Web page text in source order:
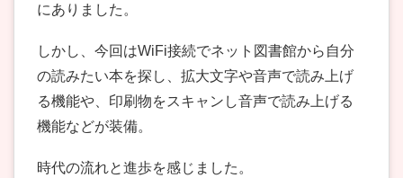
にありました。
しかし、今回はWiFi接続でネット図書館から自分
の読みたい本を探し、拡大文字や音声で読み上げ
る機能や、印刷物をスキャンし音声で読み上げる
機能などが装備。
時代の流れと進歩を感じました。